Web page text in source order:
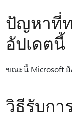
ปัญหาที่
อัปเดตนี้
ขณะนี้ Microsoft
วิธีรับกา